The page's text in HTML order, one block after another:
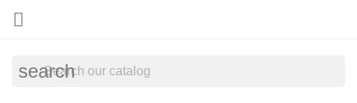

search